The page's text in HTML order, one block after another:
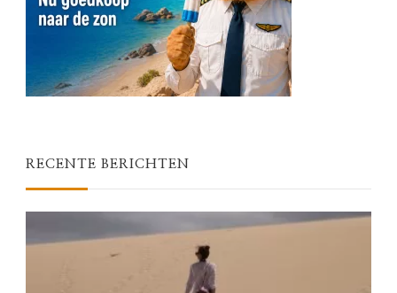
RECENTE BERICHTEN